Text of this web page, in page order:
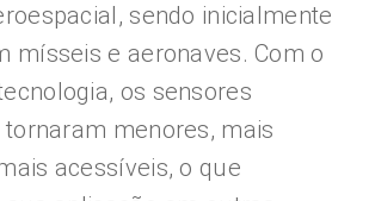
sendo inicialmente
mísseis e aeronaves. Com o
os sensores
tornaram menores, mais
acessíveis, o que